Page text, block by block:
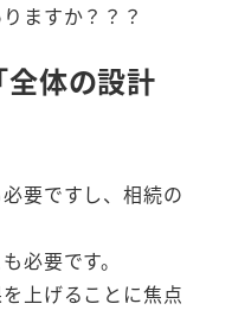
ますか？？？
体の設計
要ですし、相続の
必要です。
上げることに焦点